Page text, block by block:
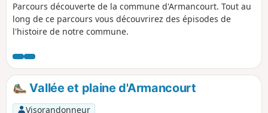
Parcours découverte de la commune d'Armancourt. Tout au
long de ce parcours vous découvrirez des épisodes de
l'histoire de notre commune.
Vallée et plaine d'Armancourt
Visorandonneur